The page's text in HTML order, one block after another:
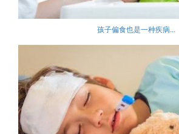
孩子偏食也是一种疾病...